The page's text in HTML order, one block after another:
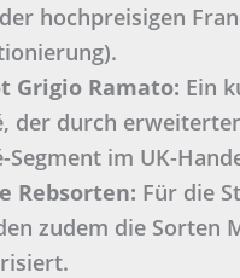
hochpreisigen
Grigio Ramato: Ein
der durch
Segment im UK-
Rebsorten: Für die
zudem die Sorten